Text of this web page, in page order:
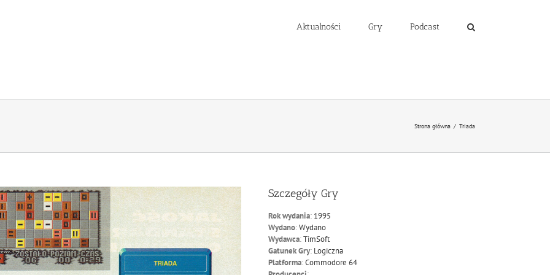
Aktualności Gry Podcast
Strona główna / Triada
Szczegóły Gry
Rok wydania: 1995
Wydano:Wydano
Wydawca:TimSoft
Gatunek Gry: Logiczna
Platforma:Commodore 64